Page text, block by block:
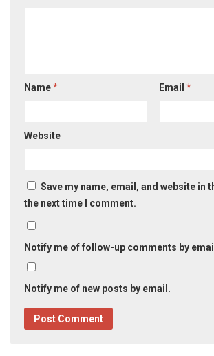
Name* Email*
Website
Save my name, email, and website in
the next time I comment.
Notify me of follow-up comments by
Notify me of new posts by email.